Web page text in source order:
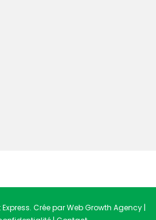
Crée par Web Growth Agency |